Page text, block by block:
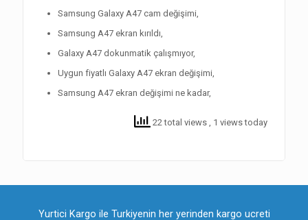
Samsung Galaxy A47 cam değişimi,
Samsung A47 ekran kırıldı,
Galaxy A47 dokunmatik çalışmıyor,
Uygun fiyatlı Galaxy A47 ekran değişimi,
Samsung A47 ekran değişimi ne kadar,
22 total views , 1 views today
Yurtici Kargo ile Turkiyenin her yerinden kargo ucreti